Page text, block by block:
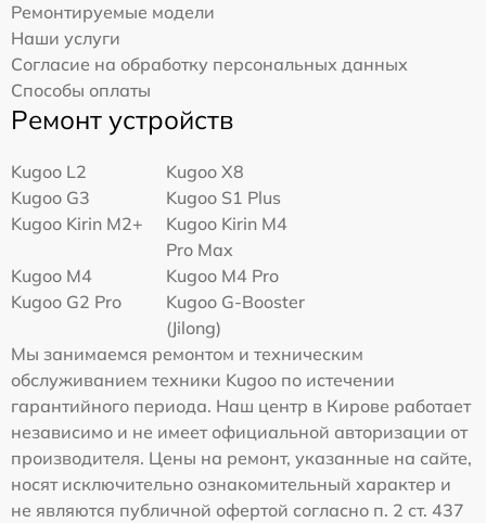
Ремонтируемые модели
Наши услуги
Согласие на обработку персональных данных
Способы оплаты
Ремонт устройств
Kugoo L2
Kugoo X8
Kugoo G3
Kugoo S1 Plus
Kugoo Kirin M2+
Kugoo Kirin M4
Pro Max
Kugoo M4
Kugoo M4 Pro
Kugoo G2 Pro
Kugoo G-Booster
(Jilong)
Мы занимаемся ремонтом и техническим
обслуживанием техники Kugoo по истечении
гарантийного периода. Наш центр в Кирове работает
независимо и не имеет официальной авторизации от
производителя. Цены на ремонт, указанные на сайте,
носят исключительно ознакомительный характер и
не являются публичной офертой согласно п. 2 ст. 437